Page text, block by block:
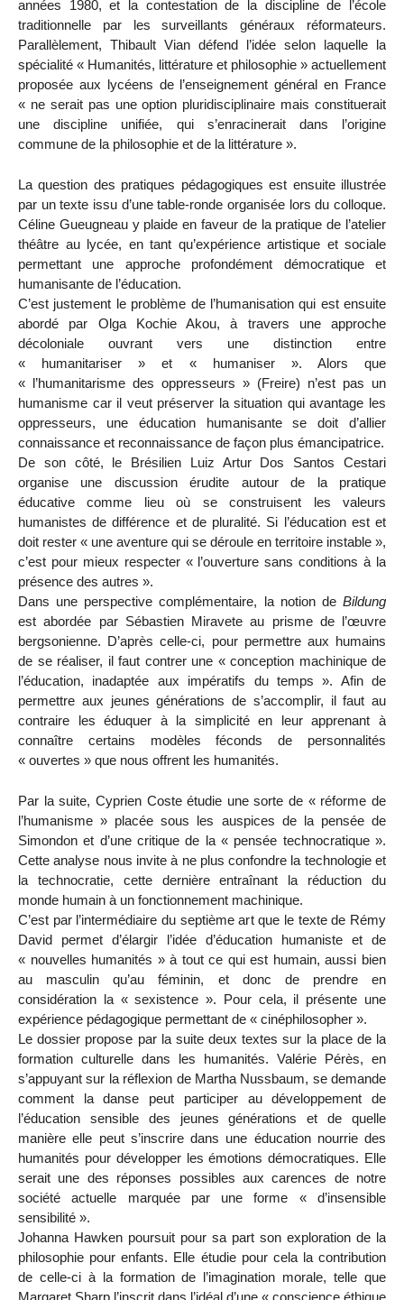
années 1980, et la contestation de la discipline de l’école
traditionnelle par les surveillants généraux réformateurs.
Parallèlement, Thibault Vian défend l’idée selon laquelle la
spécialité « Humanités, littérature et philosophie » actuellement
proposée aux lycéens de l’enseignement général en France
« ne serait pas une option pluridisciplinaire mais constituerait
une discipline unifiée, qui s’enracinerait dans l’origine
commune de la philosophie et de la littérature ».
La question des pratiques pédagogiques est ensuite illustrée
par un texte issu d’une table-ronde organisée lors du colloque.
Céline Gueugneau y plaide en faveur de la pratique de l’atelier
théâtre au lycée, en tant qu’expérience artistique et sociale
permettant une approche profondément démocratique et
humanisante de l’éducation.
C’est justement le problème de l’humanisation qui est ensuite
abordé par Olga Kochie Akou, à travers une approche
décoloniale ouvrant vers une distinction entre
« humanitariser » et « humaniser ». Alors que
« l’humanitarisme des oppresseurs » (Freire) n’est pas un
humanisme car il veut préserver la situation qui avantage les
oppresseurs, une éducation humanisante se doit d’allier
connaissance et reconnaissance de façon plus émancipatrice.
De son côté, le Brésilien Luiz Artur Dos Santos Cestari
organise une discussion érudite autour de la pratique
éducative comme lieu où se construisent les valeurs
humanistes de différence et de pluralité. Si l’éducation est et
doit rester « une aventure qui se déroule en territoire instable »,
c’est pour mieux respecter « l’ouverture sans conditions à la
présence des autres ».
Dans une perspective complémentaire, la notion de Bildung
est abordée par Sébastien Miravete au prisme de l’œuvre
bergsonienne. D’après celle-ci, pour permettre aux humains
de se réaliser, il faut contrer une « conception machinique de
l’éducation, inadaptée aux impératifs du temps ». Afin de
permettre aux jeunes générations de s’accomplir, il faut au
contraire les éduquer à la simplicité en leur apprenant à
connaître certains modèles féconds de personnalités
« ouvertes » que nous offrent les humanités.
Par la suite, Cyprien Coste étudie une sorte de « réforme de
l’humanisme » placée sous les auspices de la pensée de
Simondon et d’une critique de la « pensée technocratique ».
Cette analyse nous invite à ne plus confondre la technologie et
la technocratie, cette dernière entraînant la réduction du
monde humain à un fonctionnement machinique.
C’est par l’intermédiaire du septième art que le texte de Rémy
David permet d’élargir l’idée d’éducation humaniste et de
« nouvelles humanités » à tout ce qui est humain, aussi bien
au masculin qu’au féminin, et donc de prendre en
considération la « sexistence ». Pour cela, il présente une
expérience pédagogique permettant de « cinéphilosopher ».
Le dossier propose par la suite deux textes sur la place de la
formation culturelle dans les humanités. Valérie Pérès, en
s’appuyant sur la réflexion de Martha Nussbaum, se demande
comment la danse peut participer au développement de
l’éducation sensible des jeunes générations et de quelle
manière elle peut s’inscrire dans une éducation nourrie des
humanités pour développer les émotions démocratiques. Elle
serait une des réponses possibles aux carences de notre
société actuelle marquée par une forme « d’insensible
sensibilité ».
Johanna Hawken poursuit pour sa part son exploration de la
philosophie pour enfants. Elle étudie pour cela la contribution
de celle-ci à la formation de l’imagination morale, telle que
Margaret Sharp l’inscrit dans l’idéal d’une « conscience éthique